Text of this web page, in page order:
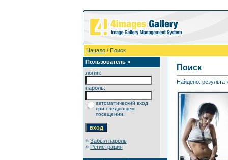
Начало / Поиск
Пользователь »
логин:
пароль:
автоматический вход
при следующем
посещении.
» Забыл пароль
» Регистрация
Поиск
Найдено: